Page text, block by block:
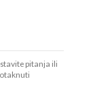
pitanja ili